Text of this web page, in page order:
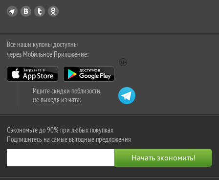
Все наши купоны доступны
через Мобильное Приложение:
Ищите скидки поблизости,
не выходя из чата:
Сэкономьте до 90% при любых покупках
Подпишитесь на самые выгодные предложения